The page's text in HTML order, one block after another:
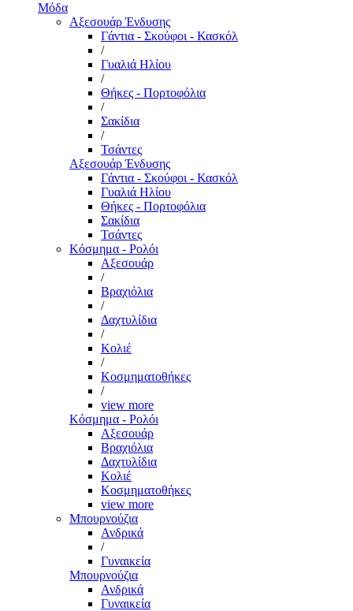
Μόδα
Αξεσουάρ Ένδυσης
Γάντια - Σκούφοι - Κασκόλ
/
Γυαλιά Ηλίου
/
Θήκες - Πορτοφόλια
/
Σακίδια
/
Τσάντες
Αξεσουάρ Ένδυσης
Γάντια - Σκούφοι - Κασκόλ
Γυαλιά Ηλίου
Θήκες - Πορτοφόλια
Σακίδια
Τσάντες
Κόσμημα - Ρολόι
Αξεσουάρ
/
Βραχιόλια
/
Δαχτυλίδια
/
Κολιέ
/
Κοσμηματοθήκες
/
view more
Κόσμημα - Ρολόι
Αξεσουάρ
Βραχιόλια
Δαχτυλίδια
Κολιέ
Κοσμηματοθήκες
view more
Μπουρνούζια
Ανδρικά
/
Γυναικεία
Μπουρνούζια
Ανδρικά
Γυναικεία